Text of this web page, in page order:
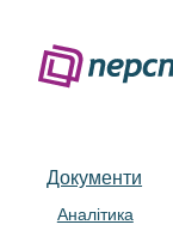
Документи
Аналітика